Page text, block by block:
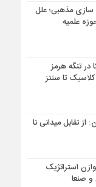
مذهبی؛ علل
علمیه
در تنگه هرمز
کلاسیک تا سنتز
از تقابل میدانی تا
استراتژیک
و صنعا